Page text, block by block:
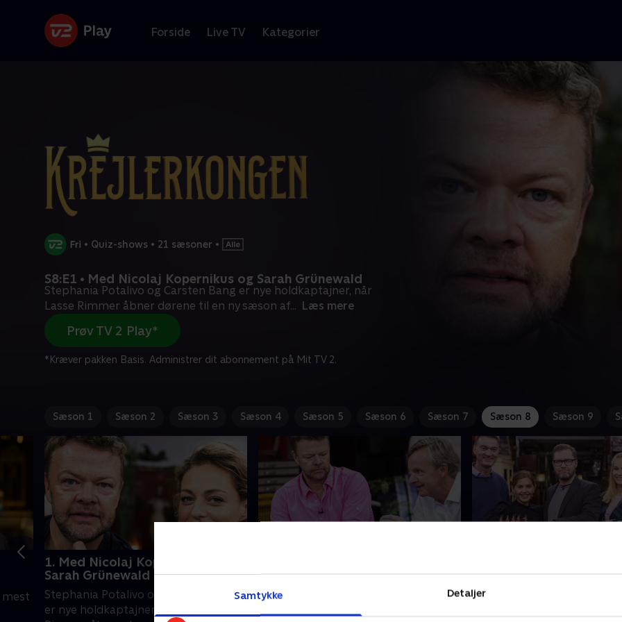
Samtykke Detaljer
Forside Live TV Kategorier
• Quiz-shows • 21 sæsoner •
S8:E1 • Med Nicolaj Kopernikus og Sarah Grünewald
Stephania Potalivo og Carsten Bang er nye holdkaptajner, når
Lasse Rimmer åbner dørene til en ny sæson af... Læs mere
Prøv TV 2 Play*
*Kræver pakken Basis. Administrer dit abonnement på Mit TV 2.
Sæson 1 Sæson 2 Sæson 3 Sæson 4 Sæson 5 Sæson 6 Sæson 7 Sæson 8 Sæson 9
mest
1. Med Nicolaj Kopernikus og
Sarah Grünewald
Stephania Potalivo og Carsten Bang
er nye holdkaptajner, når Lasse
Madsen
Søren Gade og Poul Madsen har mere
Offside? Målspark? Hjørne?